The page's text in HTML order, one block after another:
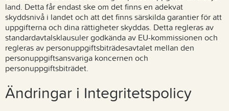
land. Detta får endast ske om det finns en adekvat
skyddsnivå i landet och att det finns särskilda garantier för att
uppgifterna och dina rättigheter skyddas. Detta regleras av
standardavtalsklausuler godkända av EU-kommissionen och
regleras av personuppgiftsbiträdesavtalet mellan den
personuppgiftsansvariga koncernen och
personuppgiftsbiträdet.
Ändringar i Integritetspolicy